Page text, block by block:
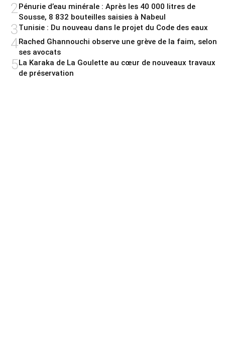
2 Pénurie d’eau minérale : Après les 40 000 litres de
Sousse, 8 832 bouteilles saisies à Nabeul
3Tunisie : Du nouveau dans le projet du Code des eaux
4Rached Ghannouchi observe une grève de la faim, selon
ses avocats
5La Karaka de La Goulette au cœur de nouveaux travaux
de préservation